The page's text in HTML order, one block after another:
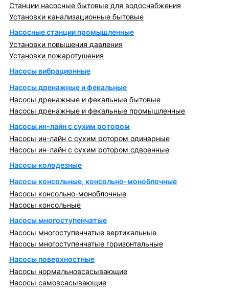
Станции насосные бытовые для водоснабжения
Установки канализационные бытовые
Насосные станции промышленные
Установки повышения давления
Установки пожаротушения
Насосы вибрационные
Насосы дренажные и фекальные
Насосы дренажные и фекальные бытовые
Насосы дренажные и фекальные промышленные
Насосы ин-лайн с сухим ротором
Насосы ин-лайн с сухим ротором одинарные
Насосы ин-лайн с сухим ротором сдвоенные
Насосы колодезные
Насосы консольные, консольно-моноблочные
Насосы консольно-моноблочные
Насосы консольные
Насосы многоступенчатые
Насосы многоступенчатые вертикальные
Насосы многоступенчатые горизонтальные
Насосы поверхностные
Насосы нормальновсасывающие
Насосы самовсасывающие